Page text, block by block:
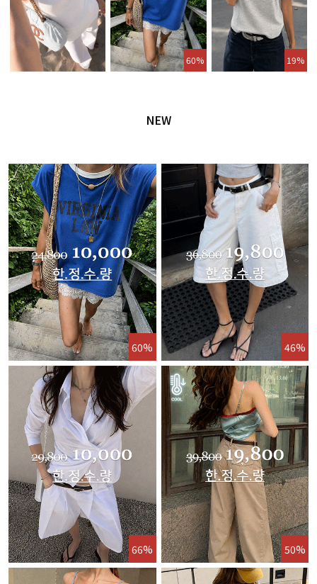
60% 19%
NEW
60% 46%
66% 50%